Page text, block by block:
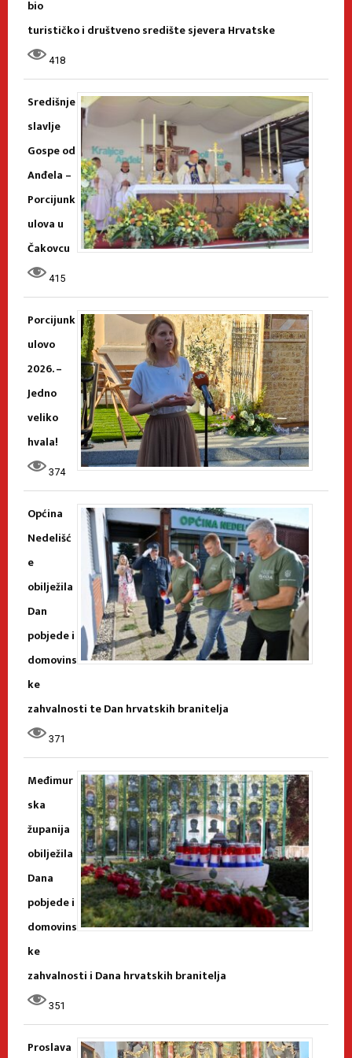
bio
turističko i društveno središte sjevera Hrvatske
418
Središnje
slavlje
Gospe od
Anđela –
Porcijunk
ulova u
Čakovcu
415
Porcijunk
ulovo
2026. –
Jedno
veliko
hvala!
374
Općina
Nedelišć
e
obilježila
Dan
pobjede i
domovins
ke
zahvalnosti te Dan hrvatskih branitelja
371
Međimur
ska
županija
obilježila
Dana
pobjede i
domovins
ke
zahvalnosti i Dana hrvatskih branitelja
351
Proslava